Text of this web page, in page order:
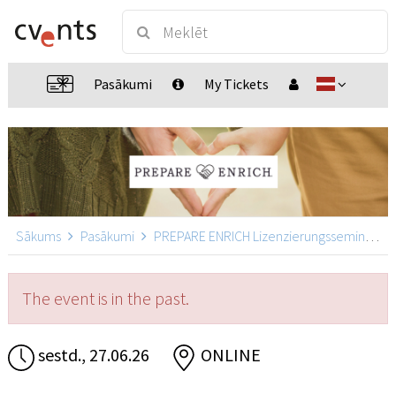
Pasākumi My Tickets
Sākums Pasākumi PREPARE ENRICH Lizenzierungsseminar
The event is in the past.
sestd., 27.06.26 ONLINE